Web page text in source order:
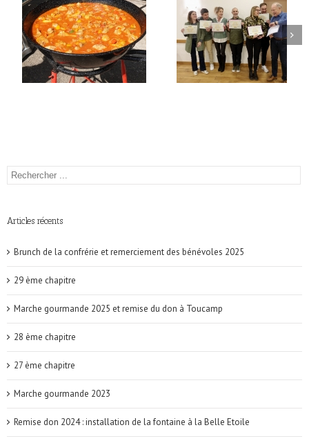
Articles récents
Brunch de la confrérie et remerciement des bénévoles 2025
29 ème chapitre
Marche gourmande 2025 et remise du don à Toucamp
28 ème chapitre
27 ème chapitre
Marche gourmande 2023
Remise don 2024 : installation de la fontaine à la Belle Etoile